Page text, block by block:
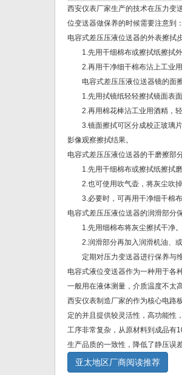
西安仪表厂家生产的技术在压力变
位变送器做保养的时候需要注意到
电容式差压压液位送器的外表擦拭
1.先用干细棉布或擦拭纸擦拭外
2.再用干净细干棉布沾上工业用
电容式差压压液位送器镜的面
1.先用拭镜纸轻轻擦拭镜面表面
2.再用棉花棒沾工业用酒精，轻
3.镜面擦拭可区分成校正玻璃片
影像观察擦拭结果。
电容式差压压液位送器的干磨擦部
1.先用干细棉布或擦拭纸擦拭磨
2.也可使用吹气壶，将灰尘吹
3.必要时，可再用干净细干棉布
电容式差压压液位送器的润滑部分
1.先用细棉布将灰尘擦拭干净。
2.润滑部分再加入润滑机油、或
定期对压力变送器进行保养与维
电容式液位变送器作为一种用于各
一般用在液体测量，介质温度不太
西安仪表制造厂家的作为核心电路
定的并且提供较灵活性，高功能性
工序非常复杂，从原材料到成品有
生产品质的一致性，降低了静压误
亚太地区厂商阅读推荐